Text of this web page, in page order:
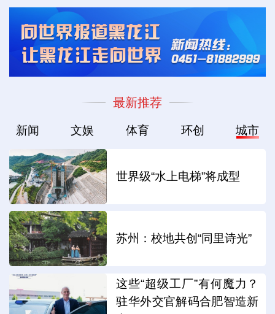
最新推荐
新闻 文娱 体育 环创 城市
世界级“水上电梯”将成型
苏州：校地共创“同里诗光”
这些“超级工厂”有何魔力？
驻华外交官解码合肥智造新